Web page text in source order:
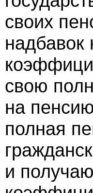
своих
свою
на
полная
и